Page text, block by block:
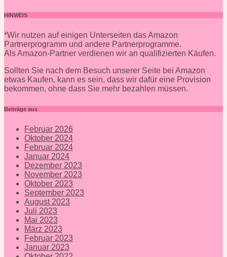
HINWEIS
*Wir nutzen auf einigen Unterseiten das Amazon
Partnerprogramm und andere Partnerprogramme.
Als Amazon-Partner verdienen wir an qualifizierten Käufen.
Sollten Sie nach dem Besuch unserer Seite bei Amazon
etwas Kaufen, kann es sein, dass wir dafür eine Provision
bekommen, ohne dass Sie mehr bezahlen müssen.
Beiträge aus
Februar 2026
Oktober 2024
Februar 2024
Januar 2024
Dezember 2023
November 2023
Oktober 2023
September 2023
August 2023
Juli 2023
Mai 2023
März 2023
Februar 2023
Januar 2023